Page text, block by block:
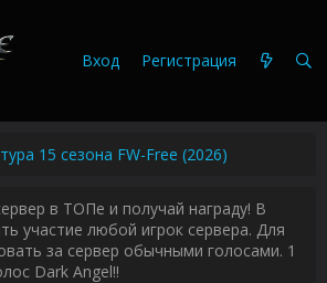
Вход Регистрация
15 сезона FW-Free (2026)
в ТОПе и получай награду! В
участие любой игрок сервера. Для
за сервер обычными голосами. 1
Dark Angel!!